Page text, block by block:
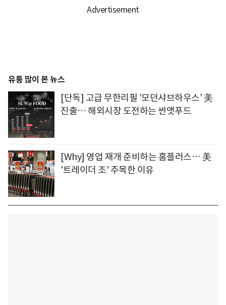
유통 많이 본 뉴스
[단독] 고급 무한리필 '모던샤브하우스' 美
진출… 해외시장 도전하는 썬앳푸드
[Why] 영업 재개 준비하는 홈플러스… 美
'트레이더 조' 주목한 이유